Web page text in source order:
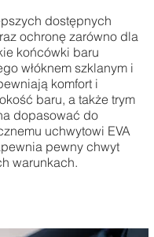
dostępnych
ochronę zarówno dla
końcówki baru
włóknem szklanym i
komfort i
baru, a także trym
dopasować do
uchwytowi EVA
pewny chwyt
warunkach.